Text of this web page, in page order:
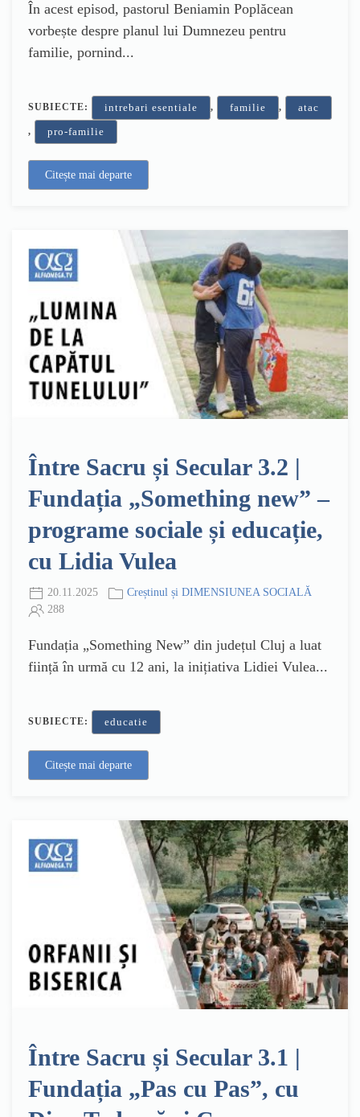
În acest episod, pastorul Beniamin Poplăcean
vorbește despre planul lui Dumnezeu pentru
familie, pornind...
SUBIECTE: intrebari esentiale , familie , atac
, pro-familie
Citește mai departe
Între Sacru și Secular 3.2 |
Fundația „Something new” –
programe sociale și educație,
cu Lidia Vulea
20.11.2025
Creștinul și DIMENSIUNEA SOCIALĂ
288
Fundația „Something New” din județul Cluj a luat
ființă în urmă cu 12 ani, la inițiativa Lidiei Vulea...
SUBIECTE: educatie
Citește mai departe
Între Sacru și Secular 3.1 |
Fundația „Pas cu Pas”, cu